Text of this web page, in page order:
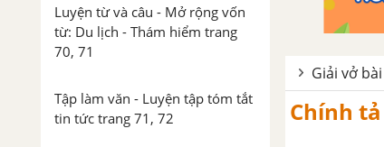
Luyện từ và câu - Mở rộng vốn
từ: Du lịch - Thám hiểm trang
70, 71
Tập làm văn - Luyện tập tóm tắt
tin tức trang 71, 72
Giải vở
Chính